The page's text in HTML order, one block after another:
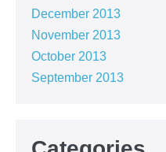
December 2013
November 2013
October 2013
September 2013